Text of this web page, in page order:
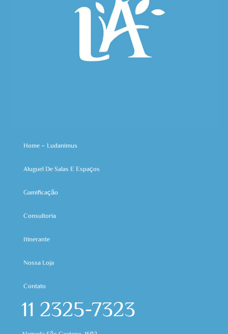
Home – Ludanimus
Aluguel De Salas E Espaços
Gamificação
Consultoria
Itinerante
Nossa Loja
Contato
11 2325-7323